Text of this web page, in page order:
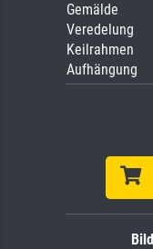
Gemälde
Veredelung
Keilrahmen
Aufhängung